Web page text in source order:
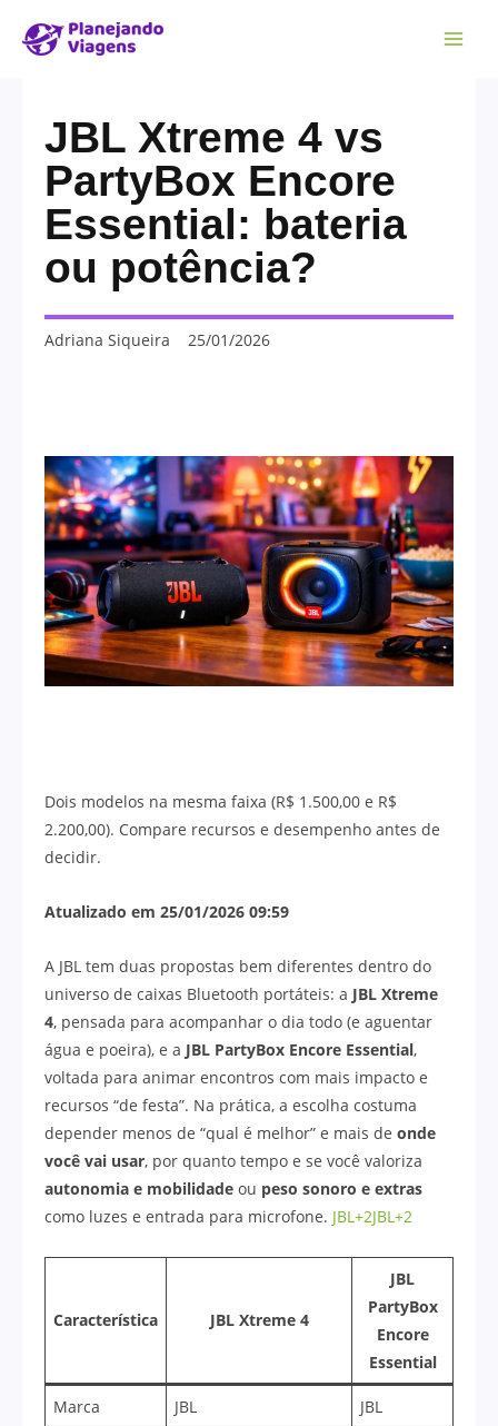
JBL Xtreme 4 vs
PartyBox Encore
Essential: bateria
ou potência?
Adriana Siqueira 25/01/2026
Dois modelos na mesma faixa (R$ 1.500,00 e R$
2.200,00). Compare recursos e desempenho antes de
decidir.
Atualizado em 25/01/2026 09:59
A JBL tem duas propostas bem diferentes dentro do
universo de caixas Bluetooth portáteis: a JBL Xtreme
4, pensada para acompanhar o dia todo (e aguentar
água e poeira), e a JBL PartyBox Encore Essential,
voltada para animar encontros com mais impacto e
recursos “de festa”. Na prática, a escolha costuma
depender menos de “qual é melhor” e mais de onde
você vai usar, por quanto tempo e se você valoriza
autonomia e mobilidade ou peso sonoro e extras
como luzes e entrada para microfone. JBL+2JBL+2
Característica JBL Xtreme 4
JBL
PartyBox
Encore
Essential
Marca JBL JBL